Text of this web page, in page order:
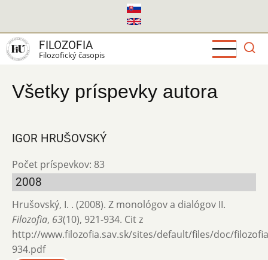
hlavný
obsah
FILOZOFIA
Filozofický časopis
Všetky príspevky autora
IGOR HRUŠOVSKÝ
Počet príspevkov: 83
2008
Hrušovský, I. . (2008). Z monológov a dialógov II.
Filozofia, 63(10), 921-934. Cit z
http://www.filozofia.sav.sk/sites/default/files/doc/
934.pdf